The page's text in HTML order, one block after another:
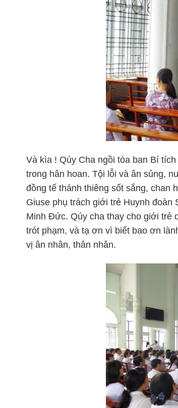
Và kìa ! Qúy Cha ngồi tòa ban Bí
trong hân hoan. Tội lỗi và ân sủng,
đồng tế thánh thiêng sốt sắng, chan
Giuse phụ trách giới trẻ Huynh
Minh Đức. Qúy cha thay cho giới trẻ
trót phạm, và tạ ơn vì biết bao ơn
vị ân nhân, thân nhân.